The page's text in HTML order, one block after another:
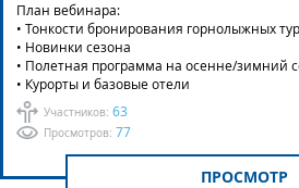
Участников: 63
Просмотров: 77
План вебинара:
• Тонкости бронирования горнолыжных
• Новинки сезона
• Полетная программа на осенне/зимний
• Курорты и базовые отели
ПРОСМОТР